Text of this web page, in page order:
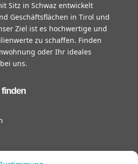
Sitz in Schwaz entwickelt
Geschäftsflächen in Tirol und
Ziel ist es hochwertige und
zu schaffen. Finden
oder Ihr ideales
uns.